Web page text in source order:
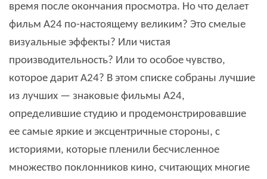
время после окончания просмотра. Но что делает
фильм A24 по-настоящему великим? Это смелые
визуальные эффекты? Или чистая
производительность? Или то особое чувство,
которое дарит А24? В этом списке собраны лучшие
из лучших — знаковые фильмы A24,
определившие студию и продемонстрировавшие
ее самые яркие и эксцентричные стороны, с
историями, которые пленили бесчисленное
множество поклонников кино, считающих многие